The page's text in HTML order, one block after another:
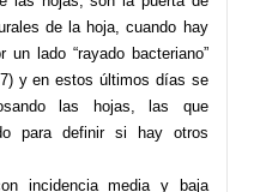
de la hoja, cuando hay
lado “rayado bacteriano”
y en estos últimos días se
las hojas, las que
para definir si hay otros
incidencia media y baja